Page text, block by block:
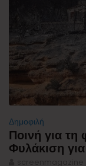
Δημοφιλή
Ποινή για τη
Φυλάκιση